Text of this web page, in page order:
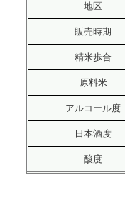
地区
販売時期
精米歩合
原料米
アルコール度
日本酒度
酸度